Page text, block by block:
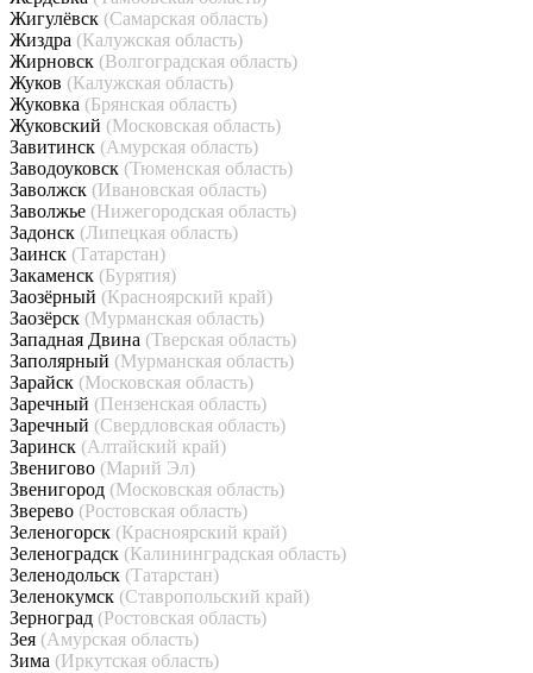
Жигулёвск (Самарская область)
Жиздра (Калужская область)
Жирновск (Волгоградская область)
Жуков (Калужская область)
Жуковка (Брянская область)
Жуковский (Московская область)
Завитинск (Амурская область)
Заводоуковск (Тюменская область)
Заволжск (Ивановская область)
Заволжье (Нижегородская область)
Задонск (Липецкая область)
Заинск (Татарстан)
Закаменск (Бурятия)
Заозёрный (Красноярский край)
Заозёрск (Мурманская область)
Западная Двина (Тверская область)
Заполярный (Мурманская область)
Зарайск (Московская область)
Заречный (Пензенская область)
Заречный (Свердловская область)
Заринск (Алтайский край)
Звенигово (Марий Эл)
Звенигород (Московская область)
Зверево (Ростовская область)
Зеленогорск (Красноярский край)
Зеленоградск (Калининградская область)
Зеленодольск (Татарстан)
Зеленокумск (Ставропольский край)
Зерноград (Ростовская область)
Зея (Амурская область)
Зима (Иркутская область)